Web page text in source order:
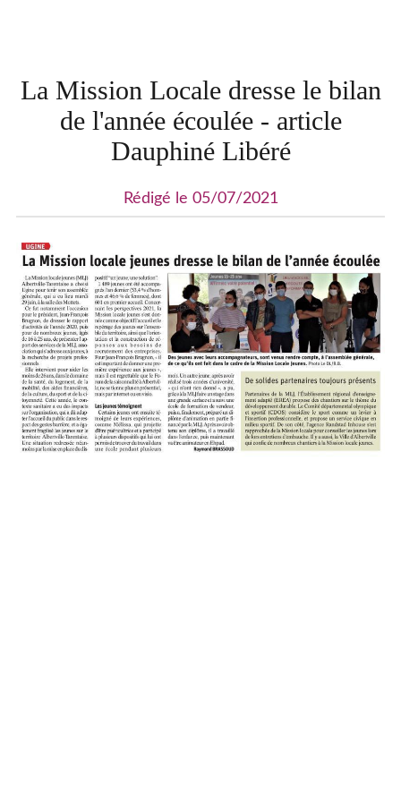
La Mission Locale dresse le bilan
de l'année écoulée - article
Dauphiné Libéré
Rédigé le 05/07/2021